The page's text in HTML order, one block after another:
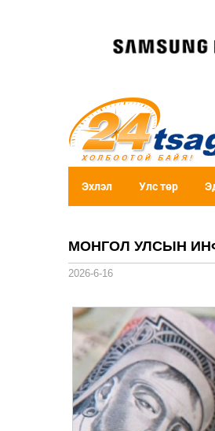
Эхлэл Улс төр
МОНГОЛ УЛСЫН
2026-6-16